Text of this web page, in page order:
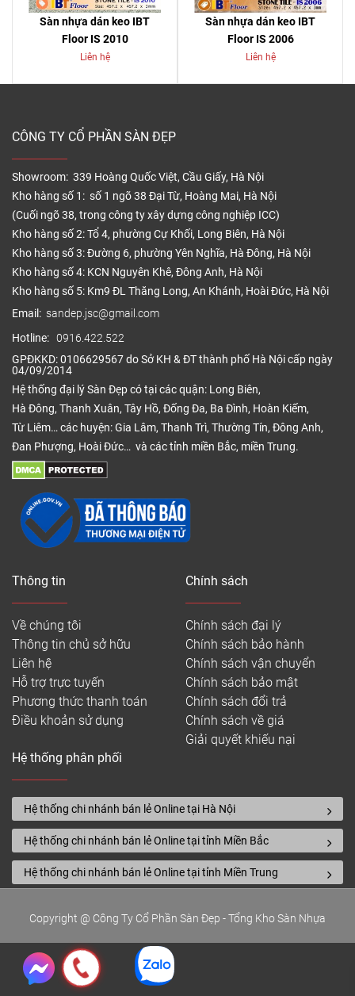
Sàn nhựa dán keo IBT
Floor IS 2010
Liên hệ
Sàn nhựa dán keo IBT
Floor IS 2006
Liên hệ
CÔNG TY CỔ PHẦN SÀN ĐẸP
Showroom: 339 Hoàng Quốc Việt, Cầu Giấy, Hà Nội
Kho hàng số 1: số 1 ngõ 38 Đại Từ, Hoàng Mai, Hà Nội
(Cuối ngõ 38, trong công ty xây dựng công nghiệp ICC)
Kho hàng số 2: Tổ 4, phường Cự Khối, Long Biên, Hà Nội
Kho hàng số 3: Đường 6, phường Yên Nghĩa, Hà Đông, Hà Nội
Kho hàng số 4: KCN Nguyên Khê, Đông Anh, Hà Nội
Kho hàng số 5: Km9 ĐL Thăng Long, An Khánh, Hoài Đức, Hà Nội
Email: sandep.jsc@gmail.com
Hotline: 0916.422.522
GPĐKKD: 0106629567 do Sở KH & ĐT thành phố Hà Nội cấp ngày
04/09/2014
Hệ thống đại lý Sàn Đẹp có tại các quận: Long Biên,
Hà Đông, Thanh Xuân, Tây Hồ, Đống Đa, Ba Đình, Hoàn Kiếm,
Từ Liêm… các huyện: Gia Lâm, Thanh Trì, Thường Tín, Đông Anh,
Đan Phượng, Hoài Đức… và các tỉnh miền Bắc, miền Trung.
Thông tin
Về chúng tôi
Thông tin chủ sở hữu
Liên hệ
Hỗ trợ trực tuyến
Phương thức thanh toán
Điều khoản sử dụng
Chính sách
Chính sách đại lý
Chính sách bảo hành
Chính sách vận chuyển
Chính sách bảo mật
Chính sách đổi trả
Chính sách về giá
Giải quyết khiếu nại
Hệ thống phân phối
Hệ thống chi nhánh bán lẻ Online tại Hà Nội
Hệ thống chi nhánh bán lẻ Online tại tỉnh Miền Bắc
Hệ thống chi nhánh bán lẻ Online tại tỉnh Miền Trung
Copyright @ Công Ty Cổ Phần Sàn Đẹp - Tổng Kho Sàn Nhựa